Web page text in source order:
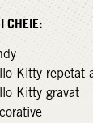
CHEIE:
Kitty repetat
Kitty gravat